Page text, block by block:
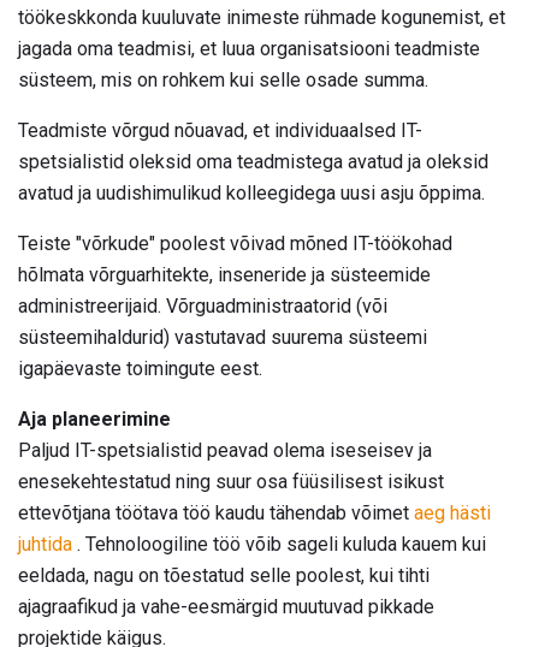
töökeskkonda kuuluvate inimeste rühmade kogunemist, et
jagada oma teadmisi, et luua organisatsiooni teadmiste
süsteem, mis on rohkem kui selle osade summa.
Teadmiste võrgud nõuavad, et individuaalsed IT-
spetsialistid oleksid oma teadmistega avatud ja oleksid
avatud ja uudishimulikud kolleegidega uusi asju õppima.
Teiste "võrkude" poolest võivad mõned IT-töökohad
hõlmata võrguarhitekte, inseneride ja süsteemide
administreerijaid. Võrguadministraatorid (või
süsteemihaldurid) vastutavad suurema süsteemi
igapäevaste toimingute eest.
Aja planeerimine
Paljud IT-spetsialistid peavad olema iseseisev ja
enesekehtestatud ning suur osa füüsilisest isikust
ettevõtjana töötava töö kaudu tähendab võimet aeg hästi
juhtida . Tehnoloogiline töö võib sageli kuluda kauem kui
eeldada, nagu on tõestatud selle poolest, kui tihti
ajagraafikud ja vahe-eesmärgid muutuvad pikkade
projektide käigus.